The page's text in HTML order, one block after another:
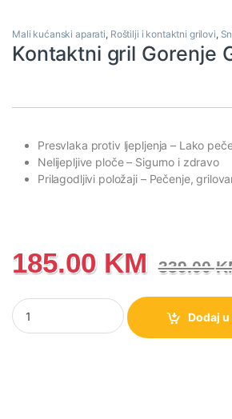
Mali kućanski aparati, Roštilji i kontaktni grilovi,
Kontaktni gril Gorenje
Presvlaka protiv ljepljenja– Lako
Nelijepljive ploče– Sigurno i zdravo
Prilagodljivi položaji – Pečenje,
185.00 KM 339.00
Kontaktni gril Gorenje GCG2100S količina
Dodaj